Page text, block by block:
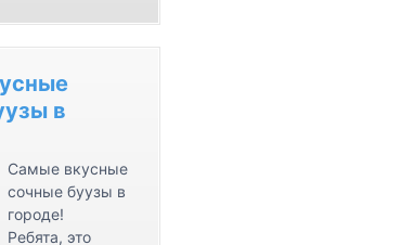
в
Самые вкусные
сочные буузы в
городе!
Ребята, это